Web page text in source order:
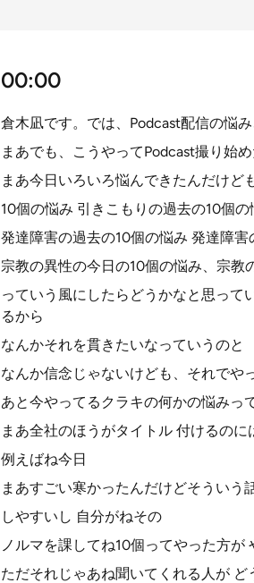
00:00
倉木凪です。では、Podcast配信の悩
まあでも、こうやってPodcast撮り始
まあ今日いろいろ悩んできたんだけ
10個の悩み 引きこもりの過去の10個の
発達障害の過去の10個の悩み 発達障害
宗教の異性の今日の10個の悩み、宗教
っていう風にしたらどうかなと思って
るから
なんかそれを貫きたいなっていうのと
なんか信念じゃないけども、それでや
あと今やってるクラキの何かの悩みっ
まあ全社のほうがタイトル 付けるの
例えばね今日
まあすごい寒かったんだけどそういう
しやすいし 自分がねその
ノルマを課してね10個ってやった方が
ただそれじゃあね聞いてくれる人が